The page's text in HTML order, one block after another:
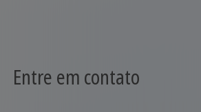
Entre em contato